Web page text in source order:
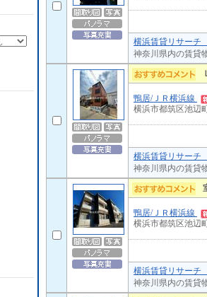
横浜賃貸リサーチ
神奈川県内の賃貸
鴨居/ＪＲ横浜線
横浜市都筑区池辺
横浜賃貸リサーチ
神奈川県内の賃貸
鴨居/ＪＲ横浜線
横浜市都筑区池辺
横浜賃貸リサーチ
神奈川県内の賃貸